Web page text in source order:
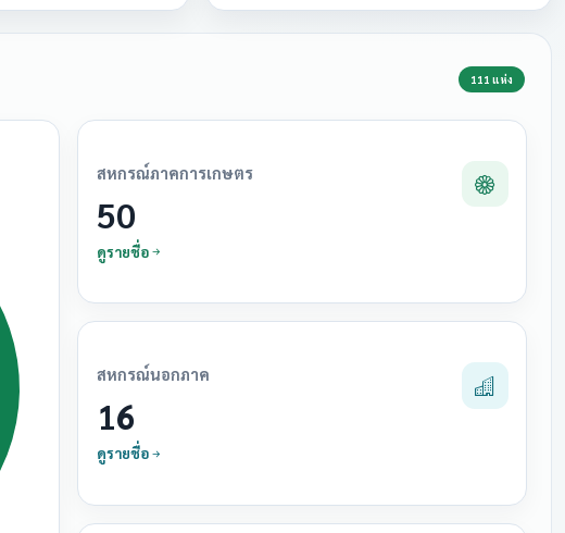
111 แห่ง
สหกรณ์ภาคการเกษตร
50
ดูรายชื่อ
สหกรณ์นอกภาค
16
ดูรายชื่อ